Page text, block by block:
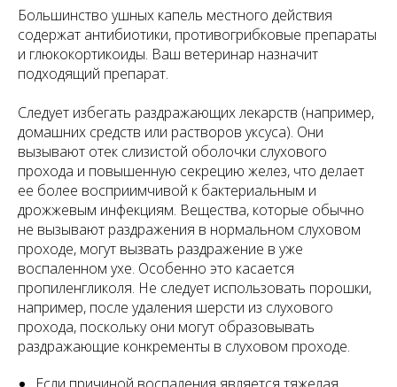
Большинство ушных капель местного действия
содержат антибиотики, противогрибковые препараты
и глюкокортикоиды. Ваш ветеринар назначит
подходящий препарат.
Следует избегать раздражающих лекарств (например,
домашних средств или растворов уксуса). Они
вызывают отек слизистой оболочки слухового
прохода и повышенную секрецию желез, что делает
ее более восприимчивой к бактериальным и
дрожжевым инфекциям. Вещества, которые обычно
не вызывают раздражения в нормальном слуховом
проходе, могут вызвать раздражение в уже
воспаленном ухе. Особенно это касается
пропиленгликоля. Не следует использовать порошки,
например, после удаления шерсти из слухового
прохода, поскольку они могут образовывать
раздражающие конкременты в слуховом проходе.